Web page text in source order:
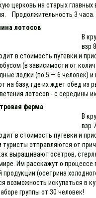
церковь на старых
Продолжительность 3 часа.
лотосов
В
взр
в стоимость путевки и
(в зависимости от
лодки (по 5 — 6 человек)
на базу, где их ждет обед
лотосов - с середины
ферма
В
взр
в стоимость путевки и
отправляются от
выращивают осетров,
Им расскажут о
(осетрина
возможность искупаться в
группы от 30 человек!